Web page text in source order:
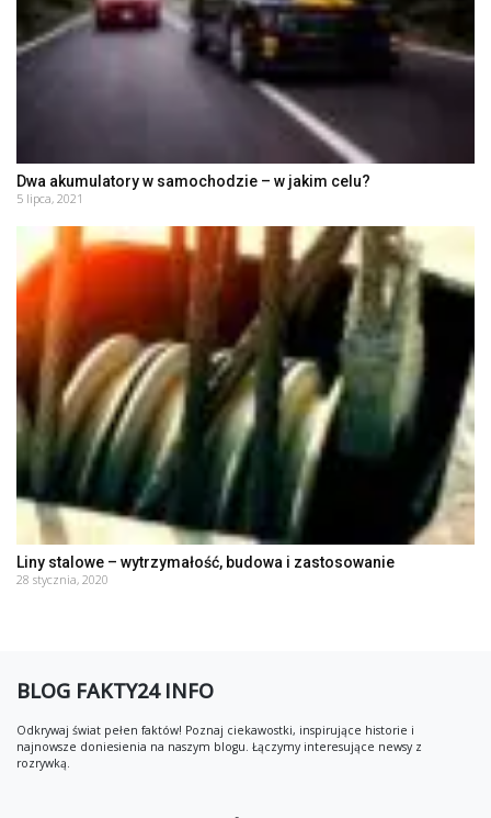
Dwa akumulatory w samochodzie – w jakim celu?
5 lipca, 2021
Liny stalowe – wytrzymałość, budowa i zastosowanie
28 stycznia, 2020
BLOG FAKTY24 INFO
Odkrywaj świat pełen faktów! Poznaj ciekawostki, inspirujące historie i
najnowsze doniesienia na naszym blogu. Łączymy interesujące newsy z
rozrywką.